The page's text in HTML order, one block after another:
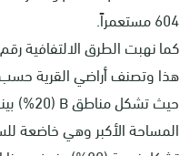
604 مستعمراً.
كما نهبت الطرق الالتفافية رقم 60 ورقم 557 أكثر من (823) دونماً.
هذا وتصنف أراضي القرية
حيث تشكل مناطقB(20%) بينما المناطق المصنفة
المساحة الأكبر وهي خاضعة